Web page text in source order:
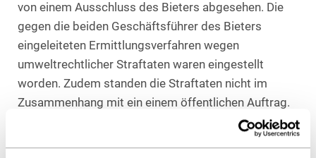
von einem Ausschluss des Bieters abgesehen. Die
gegen die beiden Geschäftsführer des Bieters
eingeleiteten Ermittlungsverfahren wegen
umweltrechtlicher Straftaten waren eingestellt
worden. Zudem standen die Straftaten nicht im
Zusammenhang mit ein einem öffentlichen Auftrag.
Verfehlung des Nachunternehmers nicht
zurechenbar